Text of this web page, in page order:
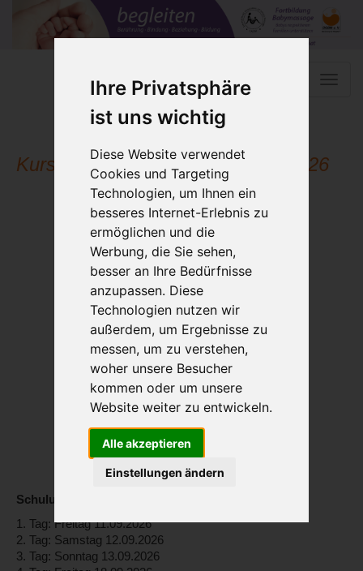
Ihre Privatsphäre
ist uns wichtig
Diese Website verwendet
Cookies und Targeting
Technologien, um Ihnen ein
besseres Internet-Erlebnis zu
ermöglichen und die
Werbung, die Sie sehen,
besser an Ihre Bedürfnisse
anzupassen. Diese
Technologien nutzen wir
außerdem, um Ergebnisse zu
messen, um zu verstehen,
woher unsere Besucher
kommen oder um unsere
Website weiter zu entwickeln.
Alle akzeptieren
Einstellungen ändern
Toggle
Kursleiterausbildung Online 09_2026
Schulungstage:
1. Tag: Freitag 11.09.2026
2. Tag: Samstag 12.09.2026
3. Tag: Sonntag 13.09.2026